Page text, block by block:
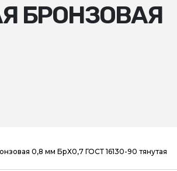
БРОНЗОВАЯ
0,8 мм БрХ0,7 ГОСТ 16130-90 тянутая